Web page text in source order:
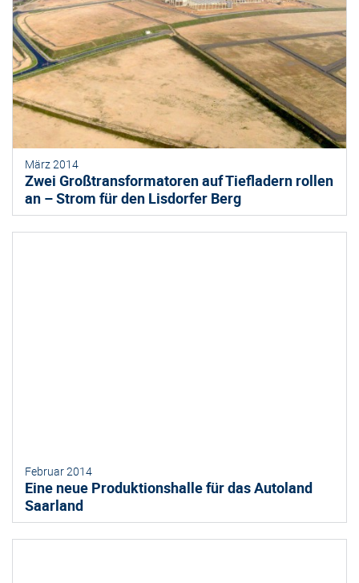
März 2014
Zwei Großtransformatoren auf Tiefladern rollen
an – Strom für den Lisdorfer Berg
Februar 2014
Eine neue Produktionshalle für das Autoland
Saarland